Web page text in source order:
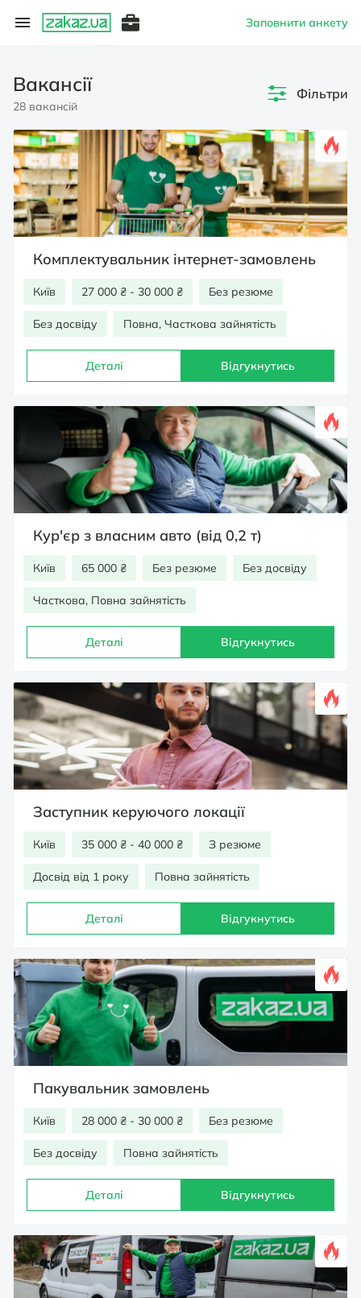
Заповнити анкету
Вакансії
28 вакансій
Фільтри
Комплектувальник інтернет-замовлень
Київ 27 000 ₴ - 30 000 ₴ Без резюме
Без досвіду Повна, Часткова зайнятість
Деталі Відгукнутись
Кур'єр з власним авто (від 0,2 т)
Київ 65 000 ₴ Без резюме Без досвіду
Часткова, Повна зайнятість
Деталі Відгукнутись
Заступник керуючого локації
Київ 35 000 ₴ - 40 000 ₴ З резюме
Досвід від 1 року Повна зайнятість
Деталі Відгукнутись
Пакувальник замовлень
Київ 28 000 ₴ - 30 000 ₴ Без резюме
Без досвіду Повна зайнятість
Деталі Відгукнутись